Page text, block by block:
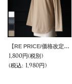
【RE PRICE/価格改定】コーマ天竺ロング丈長袖Tシャツ【MADE IN JAPAN】『日本製』/ Upscape Audience
1,800円(税別)
(税込: 1,980円)